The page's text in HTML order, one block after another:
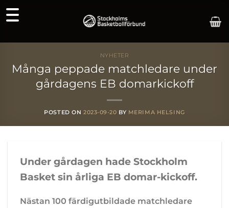
Skip
to
NYHETER
Många peppade matchledare under
gårdagens EB domarkickoff
POSTED ON 2023-09-20 BY MERIMA HELSING
Under gårdagen hade Stockholm
Basket sin årliga EB domar-kickoff.
Nästan 100 färdigutbildade matchledare